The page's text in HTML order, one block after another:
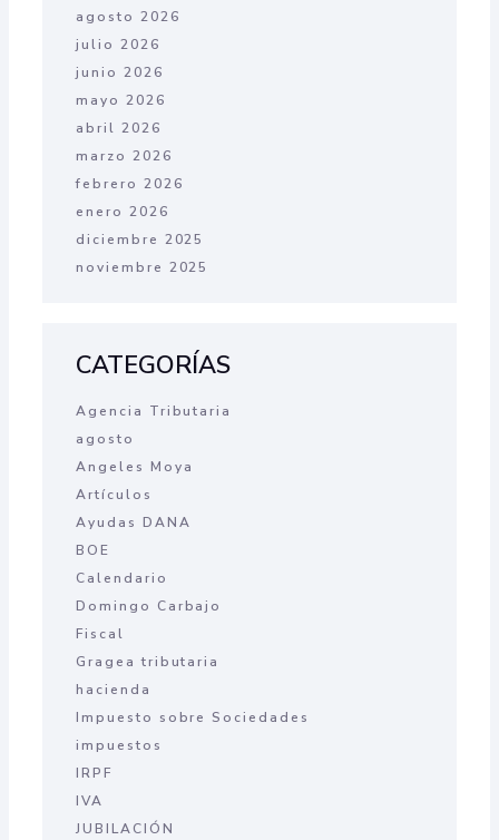
agosto 2026
julio 2026
junio 2026
mayo 2026
abril 2026
marzo 2026
febrero 2026
enero 2026
diciembre 2025
noviembre 2025
CATEGORÍAS
Agencia Tributaria
agosto
Angeles Moya
Artículos
Ayudas DANA
BOE
Calendario
Domingo Carbajo
Fiscal
Gragea tributaria
hacienda
Impuesto sobre Sociedades
impuestos
IRPF
IVA
JUBILACIÓN